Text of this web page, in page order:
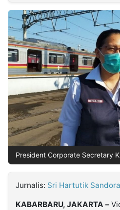
INDONESIA
Partner
Insight
NTB
Suara
Time
Lens
IDN
Daily
Jogja
Jalan
Rakyat
Idealita
News
Kita
Notice
Dinamikapost.com
Radar
Baru
Seedbacklink
Follow
Kabarbaru
President Corporate Secretary
Jurnalis: Sri Hartutik Sandora
KABARBARU, JAKARTA –